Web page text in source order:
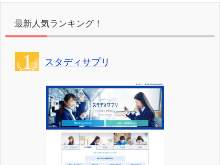
最新人気ランキング！
スタディサプリ